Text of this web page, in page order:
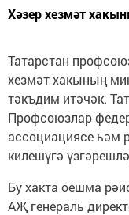
Хәзер хезмәт
Татарстан
хезмәт хакының
тәкъдим итәчәк.
Профсоюзлар
ассоциациясе һәм
килешүгә
Бу хакта оешма
АҖ генераль